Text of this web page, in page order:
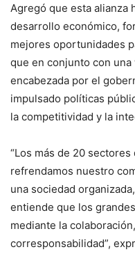
Agregó que esta alianza
desarrollo económico,
mejores oportunidades
que en conjunto con
encabezada por el
impulsado políticas
la competitividad y la
“Los más de 20
refrendamos nuestro
una sociedad
entiende que los
mediante la
corresponsabilidad”,